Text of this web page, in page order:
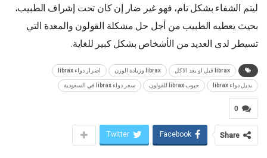
ليتم الشفاء بشكل تام، فهو غير ضار إن كان تحت إشراف الطبيب،
بحيث يعطيه الطبيب من أجل حل مشكلة القولون والمعدة التي
تسيطر لدى العديد من الأشخاص بشكل كبير للغاية.
librax قبل او بعد الاكل librax وزيادة الوزن اضرار دواء librax
بديل دواء librax حبوب librax للقولون سعر دواء librax في السعودية
0
Share
Facebook
Twitter